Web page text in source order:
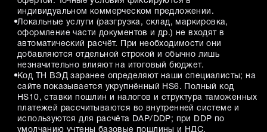
индивидуальном коммерческом предложении.
Локальные услуги (разгрузка, склад, маркировка,
оформление части документов и др.) не входят в
автоматический расчёт. При необходимости они
добавляются отдельной строкой и обычно лишь
незначительно влияют на итоговый бюджет.
Код ТН ВЭД заранее определяют наши специалисты; на
сайте показывается укрупнённый HS6. Полный код
HS10, ставки пошлин и налогов и структура таможенных
платежей рассчитываются во внутренней системе и
используются для расчёта DAP/DDP; при DDP по
умолчанию учтены базовые пошлины и НДС,